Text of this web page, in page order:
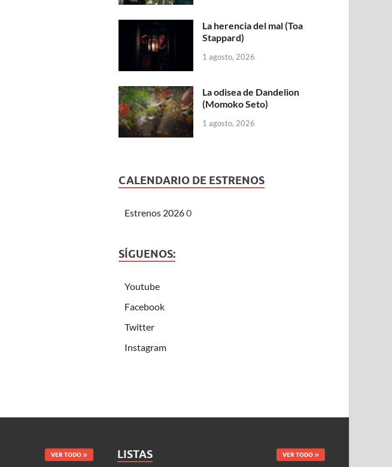
La herencia del mal (Toa
Stappard)
1 agosto, 2026
La odisea de Dandelion
(Momoko Seto)
1 agosto, 2026
CALENDARIO DE ESTRENOS
Estrenos 20260
SÍGUENOS:
Youtube
Facebook
Twitter
Instagram
VER TODO LISTAS VER TODO